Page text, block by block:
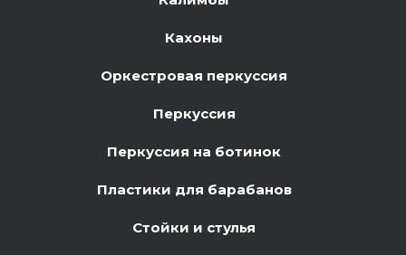
Кахоны
Оркестровая перкуссия
Перкуссия
Перкуссия на ботинок
Пластики для барабанов
Стойки и стулья